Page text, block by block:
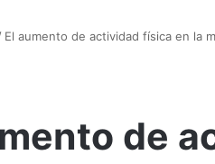
El aumento de actividad física en la
de